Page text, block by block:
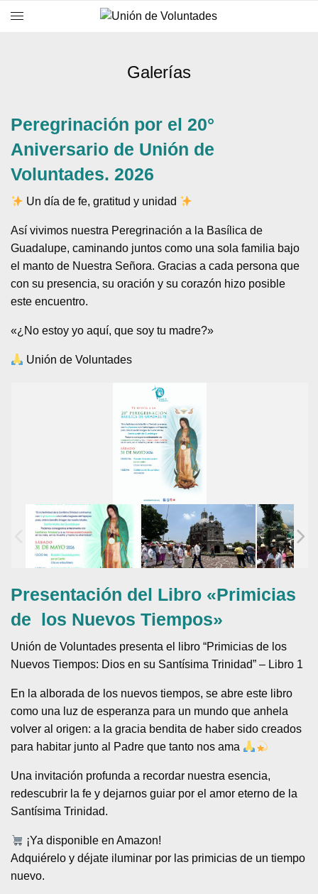
Galerías
Peregrinación por el 20°
Aniversario de Unión de
Voluntades. 2026
Un día de fe, gratitud y unidad
Así vivimos nuestra Peregrinación a la Basílica de
Guadalupe, caminando juntos como una sola familia bajo
el manto de Nuestra Señora. Gracias a cada persona que
con su presencia, su oración y su corazón hizo posible
este encuentro.
«¿No estoy yo aquí, que soy tu madre?»
Unión de Voluntades
Presentación del Libro «Primicias
de los Nuevos Tiempos»
Unión de Voluntades presenta el libro “Primicias de los
Nuevos Tiempos: Dios en su Santísima Trinidad” – Libro 1
En la alborada de los nuevos tiempos, se abre este libro
como una luz de esperanza para un mundo que anhela
volver al origen: a la gracia bendita de haber sido creados
para habitar junto al Padre que tanto nos ama
Una invitación profunda a recordar nuestra esencia,
redescubrir la fe y dejarnos guiar por el amor eterno de la
Santísima Trinidad.
¡Ya disponible en Amazon!
Adquiérelo y déjate iluminar por las primicias de un tiempo
nuevo.